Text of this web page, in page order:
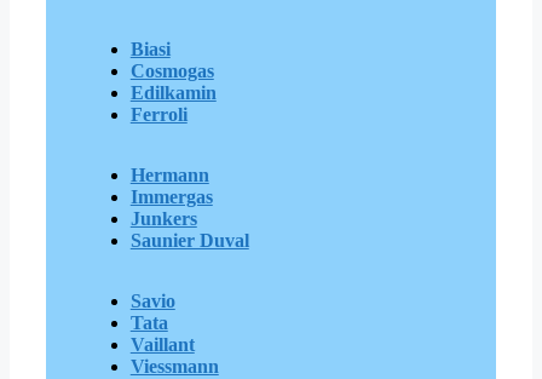
Biasi
Cosmogas
Edilkamin
Ferroli
Hermann
Immergas
Junkers
Saunier Duval
Savio
Tata
Vaillant
Viessmann